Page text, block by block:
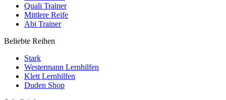
Quali Trainer
Mittlere Reife
Abi Trainer
Beliebte Reihen
Stark
Westermann Lernhilfen
Klett Lernhilfen
Duden Shop